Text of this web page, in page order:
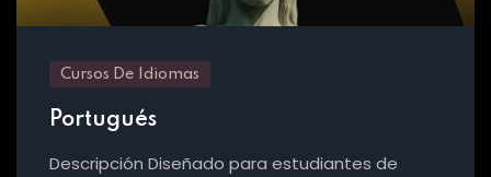
Cursos De Idiomas
Portugués
Descripción Diseñado para estudiantes de